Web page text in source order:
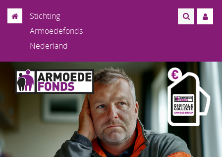
Stichting
Armoedefonds
Nederland